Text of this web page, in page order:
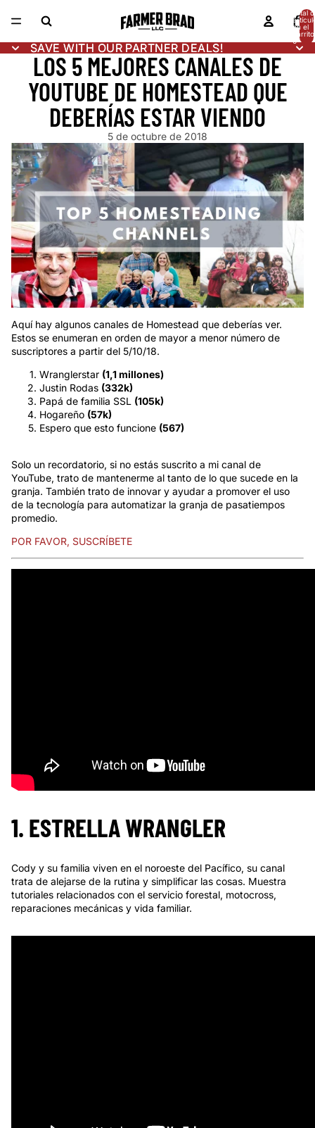
Total
en el
0
SAVE WITH OUR PARTNER DEALS!
SAVE WITH OUR PARTNER DEALS!
LOS 5 MEJORES CANALES DE
YOUTUBE DE HOMESTEAD QUE
DEBERÍAS ESTAR VIENDO
5 de octubre de 2018
Aquí hay algunos canales de Homestead que deberías ver.
Estos se enumeran en orden de mayor a menor número de
suscriptores a partir del 5/10/18.
Wranglerstar (1,1 millones)
Justin Rodas (332k)
Papá de familia SSL (105k)
Hogareño (57k)
Espero que esto funcione (567)
Solo un recordatorio, si no estás suscrito a mi canal de
YouTube, trato de mantenerme al tanto de lo que sucede en la
granja. También trato de innovar y ayudar a promover el uso
de la tecnología para automatizar la granja de pasatiempos
promedio.
POR FAVOR, SUSCRÍBETE
1. ESTRELLA WRANGLER
Cody y su familia viven en el noroeste del Pacífico, su canal
trata de alejarse de la rutina y simplificar las cosas. Muestra
tutoriales relacionados con el servicio forestal, motocross,
reparaciones mecánicas y vida familiar.